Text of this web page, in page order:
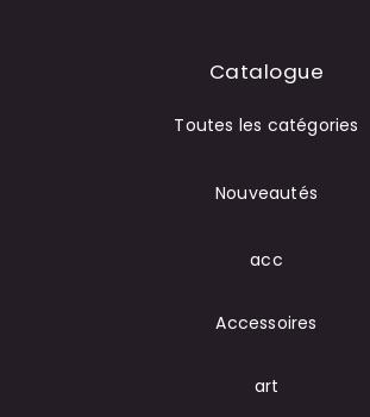
Catalogue
Toutes les catégories
Nouveautés
acc
Accessoires
art